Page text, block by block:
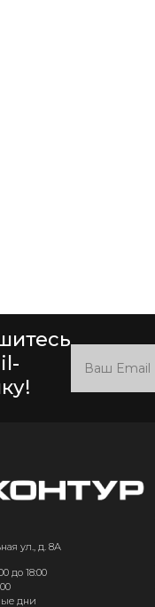
ул., д. 8А
до 18:00
дни